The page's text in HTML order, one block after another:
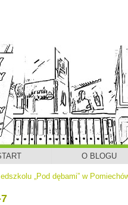
O BLOGU
„Pod dębami” w